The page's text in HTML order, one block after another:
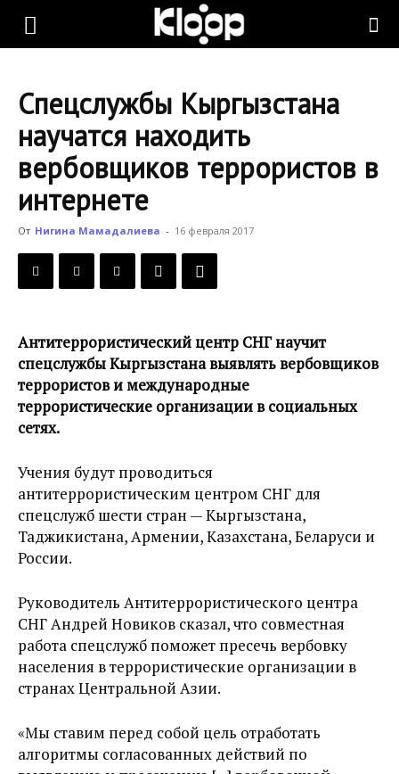
KLOOP.KG
Новости
Кыргызстана
Спецслужбы Кыргызстана
научатся находить
вербовщиков террористов в
интернете
От Нигина Мамадалиева - 16 февраля 2017
Антитеррористический центр СНГ научит
спецслужбы Кыргызстана выявлять вербовщиков
террористов и международные
террористические организации в социальных
сетях.
Учения будут проводиться
антитеррористическим центром СНГ для
спецслужб шести стран — Кыргызстана,
Таджикистана, Армении, Казахстана, Беларуси и
России.
Руководитель Антитеррористического центра
СНГ Андрей Новиков сказал, что совместная
работа спецслужб поможет пресечь вербовку
населения в террористические организации в
странах Центральной Азии.
«Мы ставим перед собой цель отработать
алгоритмы согласованных действий по